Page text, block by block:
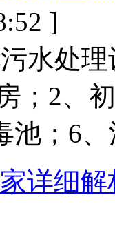
]
水处
；2、
池；6
详细